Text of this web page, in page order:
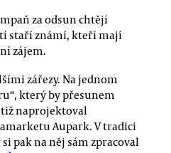
za odsun chtějí
staří známí, kteří mají
zájem.
zářezy. Na jednom
který by přesunem
naprojektoval
Aupark. V tradici
pak na něj sám zpracoval